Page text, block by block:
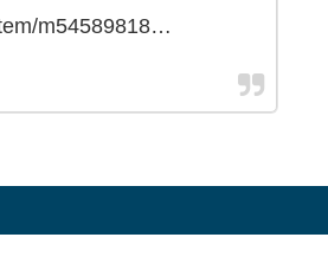
m54589818…